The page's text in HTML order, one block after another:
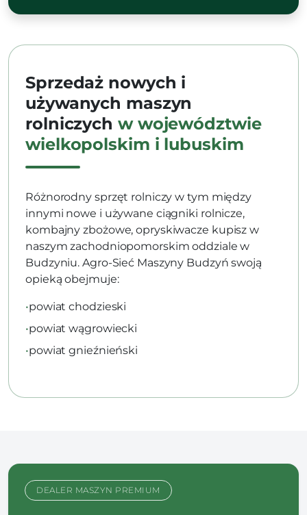
Sprzedaż nowych i
używanych maszyn
rolniczych w województwie
wielkopolskim i lubuskim
Różnorodny sprzęt rolniczy w tym między
innymi nowe i używane ciągniki rolnicze,
kombajny zbożowe, opryskiwacze kupisz w
naszym zachodniopomorskim oddziale w
Budzyniu. Agro-Sieć Maszyny Budzyń swoją
opieką obejmuje:
•powiat chodzieski
•powiat wągrowiecki
•powiat gnieźnieński
DEALER MASZYN PREMIUM